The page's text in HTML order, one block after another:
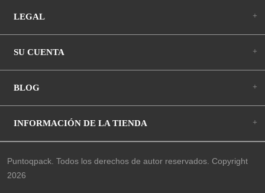
LEGAL +
SU CUENTA +
BLOG +
INFORMACIÓN DE LA TIENDA +
Puntoqpack. Todos los derechos de autor reservados. Copyright
2026